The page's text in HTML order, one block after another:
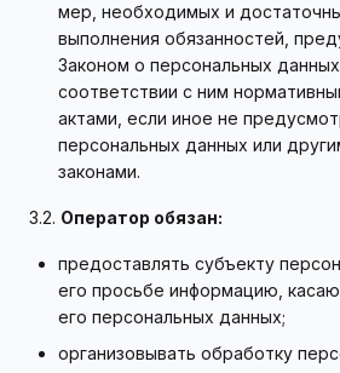
мер, необходимых и
выполнения обязанностей,
Законом о персональных
соответствии с ним
актами, если иное не
персональных данных или
законами.
3.2. Оператор обязан:
предоставлять субъекту
его просьбе информацию,
его персональных данных;
организовывать обработку